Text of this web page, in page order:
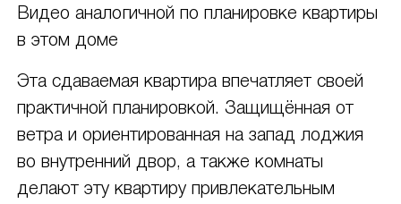
Видео аналогичной по планировке квартиры
в этом доме
Эта сдаваемая квартира впечатляет своей
практичной планировкой. Защищённая от
ветра и ориентированная на запад лоджия
во внутренний двор, а также комнаты
делают эту квартиру привлекательным